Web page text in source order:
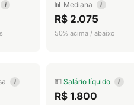
i 📊 Mediana i
R$ 2.075
50% acima / abaixo
i 💵 Salário líquido i
R$ 1.800